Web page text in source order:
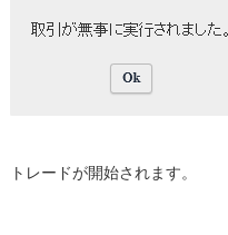
トレードが開始されます。